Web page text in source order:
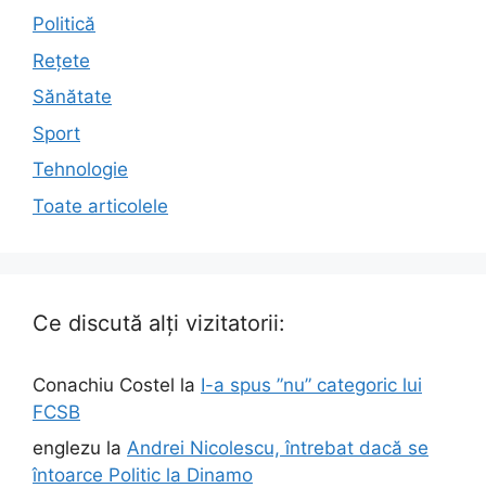
Politică
Rețete
Sănătate
Sport
Tehnologie
Toate articolele
Ce discută alți vizitatorii:
Conachiu Costel la I-a spus ”nu” categoric lui
FCSB
englezu la Andrei Nicolescu, întrebat dacă se
întoarce Politic la Dinamo